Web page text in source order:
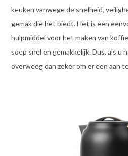
keuken vanwege de snelheid,
gemak die het biedt. Het is een
hulpmiddel voor het maken van
soep snel en gemakkelijk. Dus, als
overweeg dan zeker om er een aan